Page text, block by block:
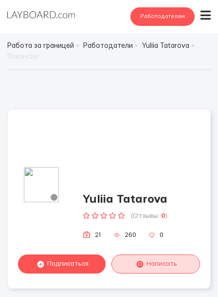
Работодателям
Работа за границей Работодатели
Yuliia Tatarova
Yuliia Tatarova
(Отзывы: 0)
21 260 0
Подписаться Написать